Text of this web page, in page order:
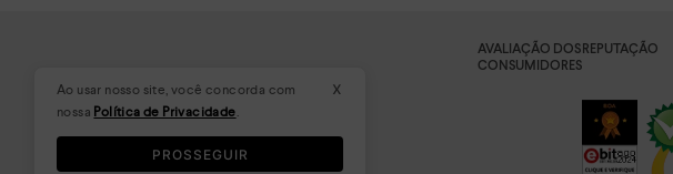
x
Ao usar nosso site, você concorda com
nossa Política de Privacidade.
PROSSEGUIR
AVALIAÇÃO DOS
CONSUMIDORES
REPUTAÇÃO